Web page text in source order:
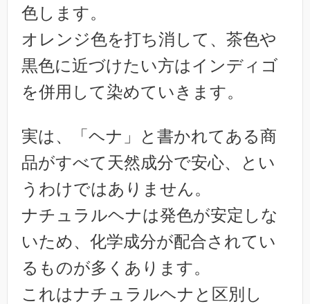
色します。
オレンジ色を打ち消して、茶色や
黒色に近づけたい方はインディゴ
を併用して染めていきます。
実は、「ヘナ」と書かれてある商
品がすべて天然成分で安心、とい
うわけではありません。
ナチュラルヘナは発色が安定しな
いため、化学成分が配合されてい
るものが多くあります。
これはナチュラルヘナと区別し